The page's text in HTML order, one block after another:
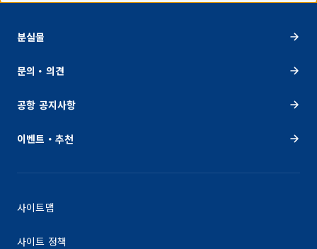
분실물
문의・의견
공항 공지사항
이벤트・추천
사이트맵
사이트 정책